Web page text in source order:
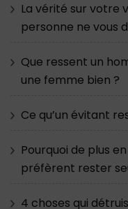
La vérité sur votre
personne ne vous
Que ressent un
une femme bien ?
Ce qu’un évitant
Pourquoi de plus
préfèrent rester
4 choses qui